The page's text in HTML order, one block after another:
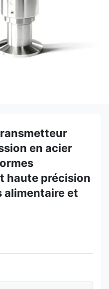
en acier
haute précision
alimentaire et